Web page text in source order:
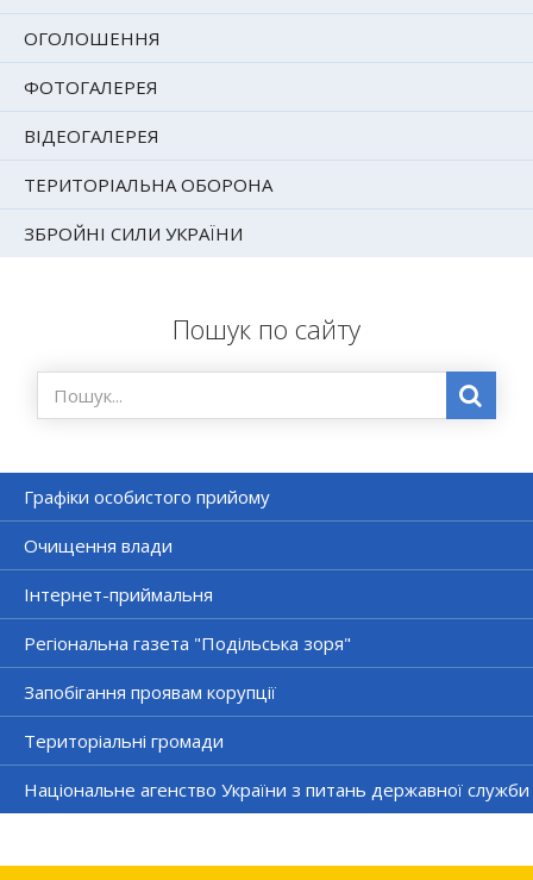
ОГОЛОШЕННЯ
ФОТОГАЛЕРЕЯ
ВІДЕОГАЛЕРЕЯ
ТЕРИТОРІАЛЬНА ОБОРОНА
ЗБРОЙНІ СИЛИ УКРАЇНИ
Пошук по сайту
Графіки особистого прийому
Очищення влади
Інтернет-приймальня
Регіональна газета "Подільська зоря"
Запобігання проявам корупції
Територіальні громади
Національне агенство України з питань державної служби